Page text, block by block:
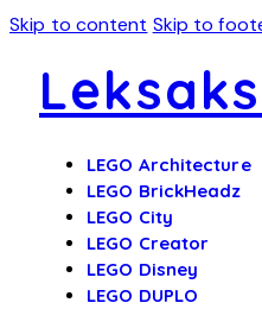
Skip to content Skip to
LEGO Architecture
LEGO BrickHeadz
LEGO City
LEGO Creator
LEGO Disney
LEGO DUPLO